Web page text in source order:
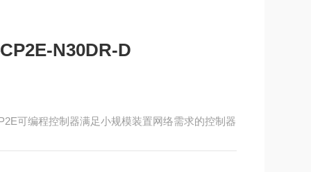
N30DR-D
可编程控制器满足小规模装置网络需求的控制器